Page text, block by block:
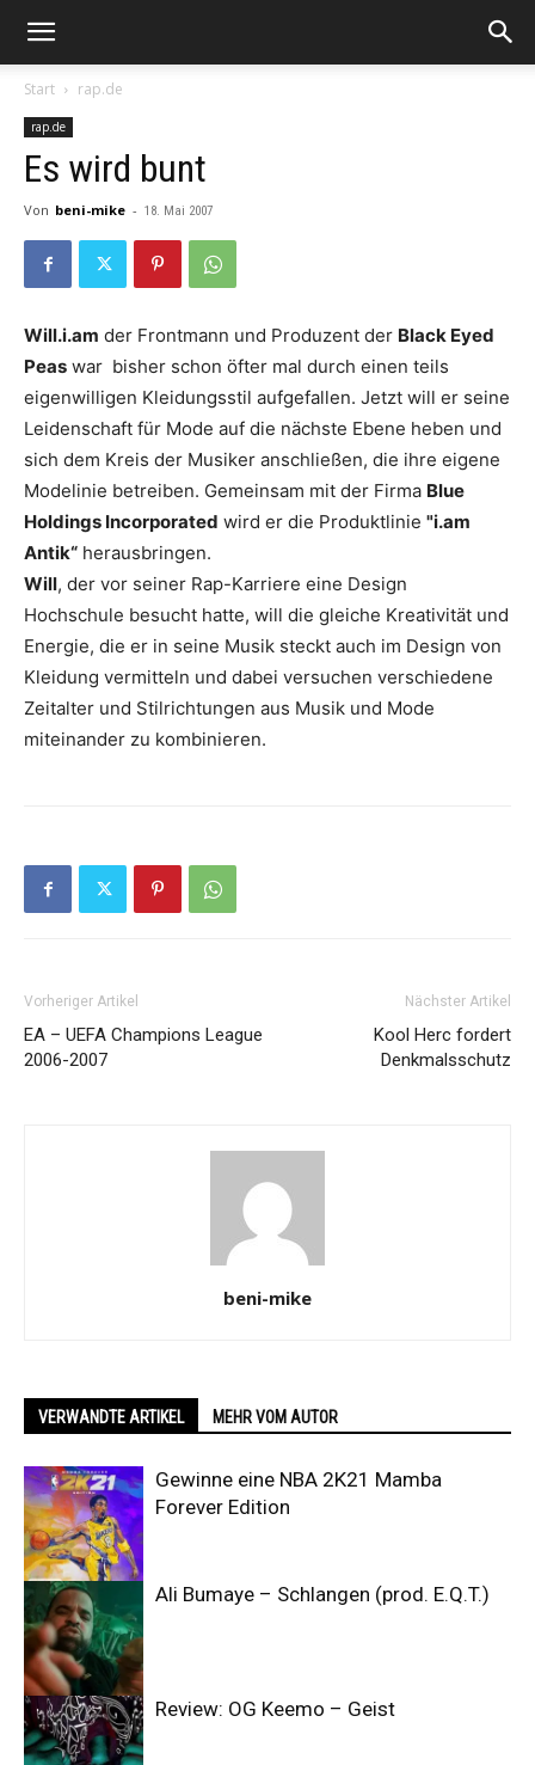
Start rap.de
rap.de
Es wird bunt
Von beni-mike - 18. Mai 2007
Will.i.am der Frontmann und Produzent der Black Eyed
Peas war bisher schon öfter mal durch einen teils
eigenwilligen Kleidungsstil aufgefallen. Jetzt will er seine
Leidenschaft für Mode auf die nächste Ebene heben und
sich dem Kreis der Musiker anschließen, die ihre eigene
Modelinie betreiben. Gemeinsam mit der Firma Blue
Holdings Incorporated wird er die Produktlinie "i.am
Antik“ herausbringen.
Will, der vor seiner Rap-Karriere eine Design
Hochschule besucht hatte, will die gleiche Kreativität und
Energie, die er in seine Musik steckt auch im Design von
Kleidung vermitteln und dabei versuchen verschiedene
Zeitalter und Stilrichtungen aus Musik und Mode
miteinander zu kombinieren.
Vorheriger Artikel
EA – UEFA Champions League
2006-2007
Nächster Artikel
Kool Herc fordert
Denkmalsschutz
beni-mike
VERWANDTE ARTIKEL MEHR VOM AUTOR
Gewinne eine NBA 2K21 Mamba
Forever Edition
Ali Bumaye – Schlangen (prod. E.Q.T.)
Review: OG Keemo – Geist